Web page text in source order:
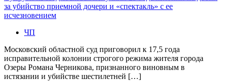
за убийство приемной дочери и «спектакль» с ее
исчезновением
ЧП
Московский областной суд приговорил к 17,5 года
исправительной колонии строгого режима жителя города
Озеры Романа Черникова, признанного виновным в
истязании и убийстве шестилетней […]